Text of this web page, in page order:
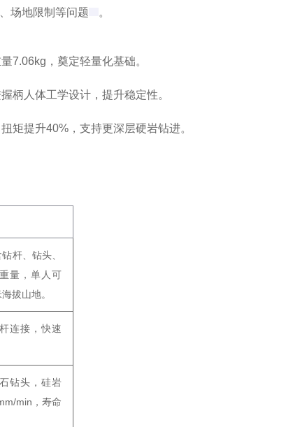
场地限制等问题‌
。
7.06kg，奠定轻量化基础‌。
柄人体工学设计，提升稳定性‌。
矩提升40%，支持更深层硬岩钻进‌。
杆、钻头、
量，单人可
拔山地‌。
连接，快速
钻头，硅岩
min，寿命